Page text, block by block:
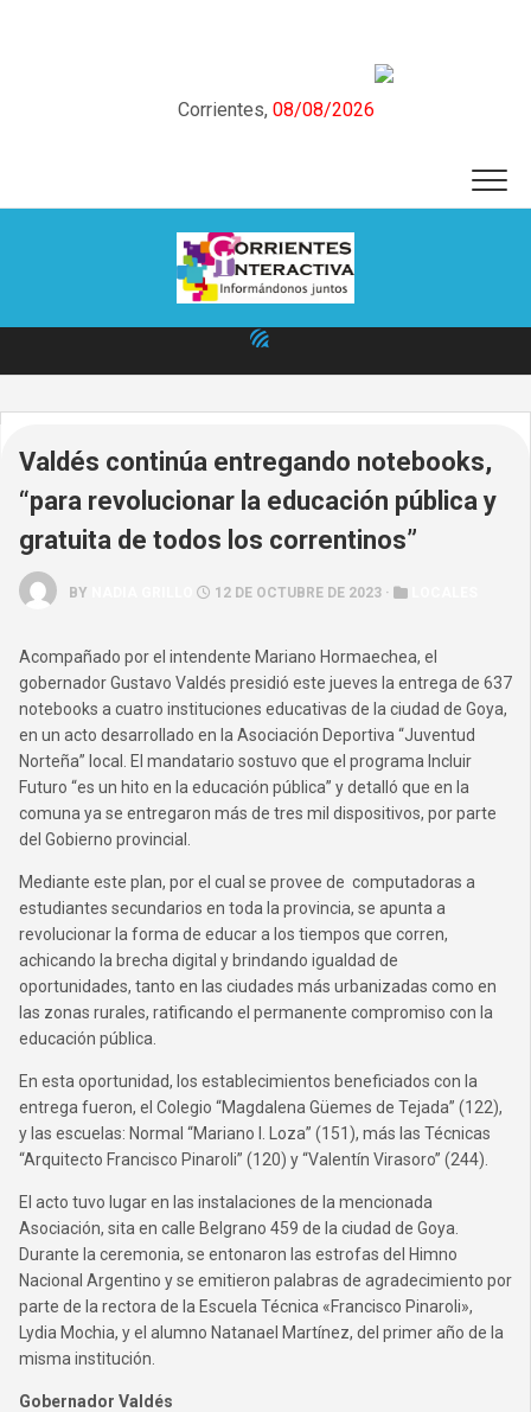
Corrientes, 08/08/2026
Valdés continúa entregando notebooks,
“para revolucionar la educación pública y
gratuita de todos los correntinos”
BY 12 DE OCTUBRE DE 2023 ·
Acompañado por el intendente Mariano Hormaechea, el
gobernador Gustavo Valdés presidió este jueves la entrega de 637
notebooks a cuatro instituciones educativas de la ciudad de Goya,
en un acto desarrollado en la Asociación Deportiva “Juventud
Norteña” local. El mandatario sostuvo que el programa Incluir
Futuro “es un hito en la educación pública” y detalló que en la
comuna ya se entregaron más de tres mil dispositivos, por parte
del Gobierno provincial.
Mediante este plan, por el cual se provee de computadoras a
estudiantes secundarios en toda la provincia, se apunta a
revolucionar la forma de educar a los tiempos que corren,
achicando la brecha digital y brindando igualdad de
oportunidades, tanto en las ciudades más urbanizadas como en
las zonas rurales, ratificando el permanente compromiso con la
educación pública.
En esta oportunidad, los establecimientos beneficiados con la
entrega fueron, el Colegio “Magdalena Güemes de Tejada” (122),
y las escuelas: Normal “Mariano I. Loza” (151), más las Técnicas
“Arquitecto Francisco Pinaroli” (120) y “Valentín Virasoro” (244).
El acto tuvo lugar en las instalaciones de la mencionada
Asociación, sita en calle Belgrano 459 de la ciudad de Goya.
Durante la ceremonia, se entonaron las estrofas del Himno
Nacional Argentino y se emitieron palabras de agradecimiento por
parte de la rectora de la Escuela Técnica «Francisco Pinaroli»,
Lydia Mochia, y el alumno Natanael Martínez, del primer año de la
misma institución.
Gobernador Valdés